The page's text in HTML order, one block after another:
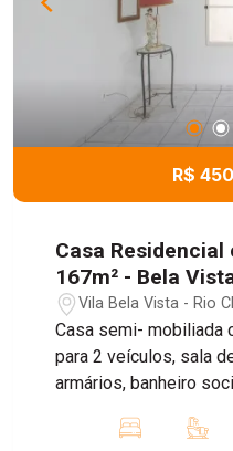
R$
Casa
167m² - Bela
Vila Bela Vista - Rio
Casa semi- mobiliada
para 2 veículos, sala
armários, banheiro
quarto de despejo,